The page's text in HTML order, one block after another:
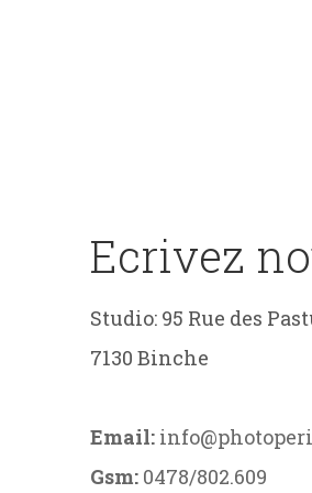
Ecrivez
Studio: 95 Rue des
7130 Binche
Email:
Gsm: 0478/802.609